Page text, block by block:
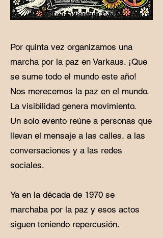
Por quinta vez organizamos una
marcha por la paz en Varkaus. ¡Que
se sume todo el mundo este año!
Nos merecemos la paz en el mundo.
La visibilidad genera movimiento.
Un solo evento reúne a personas que
llevan el mensaje a las calles, a las
conversaciones y a las redes
sociales.
​Ya en la década de 1970 se
marchaba por la paz y esos actos
siguen teniendo repercusión.